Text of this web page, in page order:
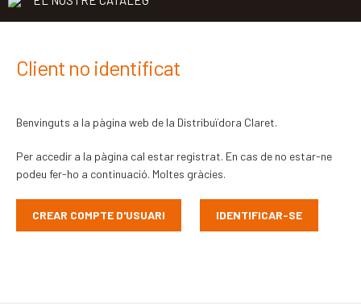
ELS MÉS VENUTS
CONTACTE
CATALÀ
ESPAÑOL
Client no identificat
Benvinguts a la pàgina web de la Distribuïdora Claret.
Per accedir a la pàgina cal estar registrat. En cas de no estar-ne
podeu fer-ho a continuació. Moltes gràcies.
CREAR COMPTE D'USUARI IDENTIFICAR-SE